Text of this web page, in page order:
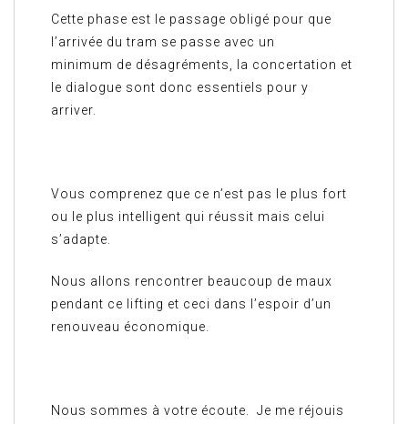
Cette phase est le passage obligé pour que
l’arrivée du tram se passe avec un
minimum de désagréments, la concertation et
le dialogue sont donc essentiels pour y
arriver.
Vous comprenez que ce n’est pas le plus fort
ou le plus intelligent qui réussit mais celui
s’adapte.
Nous allons rencontrer beaucoup de maux
pendant ce lifting et ceci dans l’espoir d’un
renouveau économique.
Nous sommes à votre écoute. Je me réjouis